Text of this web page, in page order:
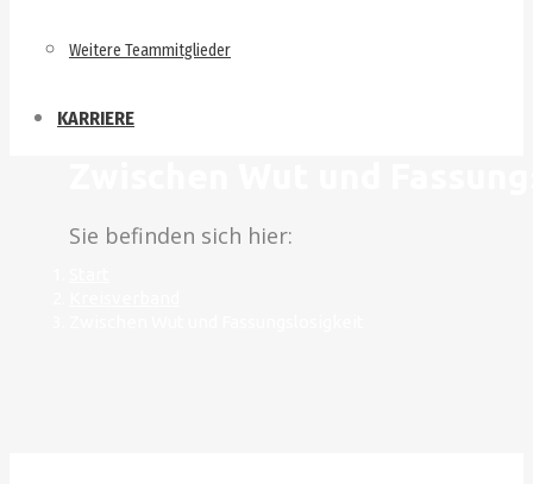
Weitere Teammitglieder
KARRIERE
Sie befinden sich hier: